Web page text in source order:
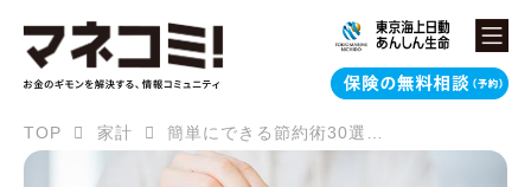
TOP 家計 簡単にできる節約術30選【節約アドバイザー監修】